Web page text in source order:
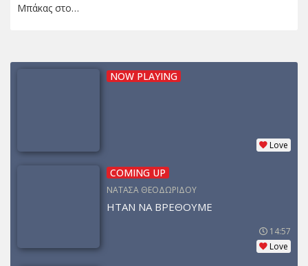
Μπάκας στο…
NOW PLAYING
Love
COMING UP
ΝΑΤΑΣΑ ΘΕΟΔΩΡΙΔΟΥ
ΗΤΑΝ ΝΑ ΒΡΕΘΟΥΜΕ
14:57
Love